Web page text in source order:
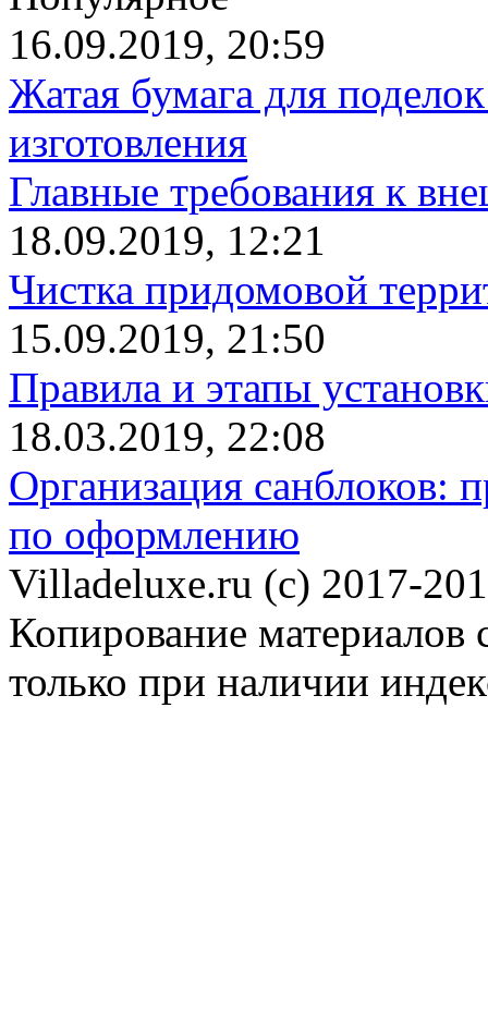
16.09.2019, 20:59
Жатая бумага для
изготовления
Главные требования к
18.09.2019, 12:21
Чистка придомовой
15.09.2019, 21:50
Правила и этапы
18.03.2019, 22:08
Организация санблоков:
по оформлению
Villadeluxe.ru (c) 2017-
Копирование материалов
только при наличии